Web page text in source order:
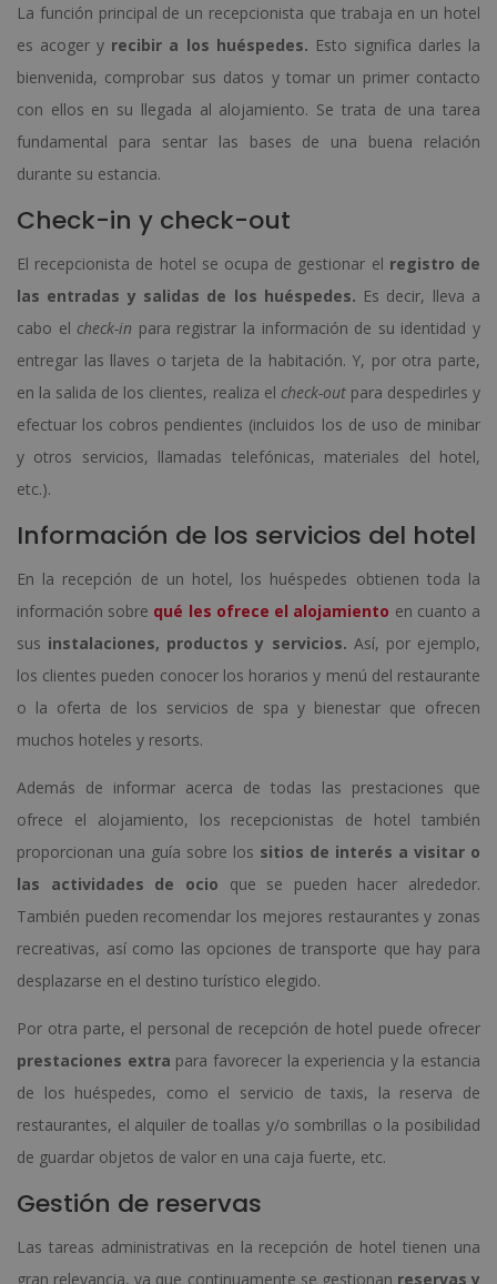
La función principal de un recepcionista que trabaja en un hotel
es acoger y recibir a los huéspedes. Esto significa darles la
bienvenida, comprobar sus datos y tomar un primer contacto
con ellos en su llegada al alojamiento. Se trata de una tarea
fundamental para sentar las bases de una buena relación
durante su estancia.
Check-in y check-out
El recepcionista de hotel se ocupa de gestionar el registro de
las entradas y salidas de los huéspedes. Es decir, lleva a
cabo el check-in para registrar la información de su identidad y
entregar las llaves o tarjeta de la habitación. Y, por otra parte,
en la salida de los clientes, realiza el check-outpara despedirles y
efectuar los cobros pendientes (incluidos los de uso de minibar
y otros servicios, llamadas telefónicas, materiales del hotel,
etc.).
Información de los servicios del hotel
En la recepción de un hotel, los huéspedes obtienen toda la
información sobre qué les ofrece el alojamiento en cuanto a
sus instalaciones, productos y servicios. Así, por ejemplo,
los clientes pueden conocer los horarios y menú del restaurante
o la oferta de los servicios de spa y bienestar que ofrecen
muchos hoteles y resorts.
Además de informar acerca de todas las prestaciones que
ofrece el alojamiento, los recepcionistas de hotel también
proporcionan una guía sobre los sitios de interés a visitar o
las actividades de ocio que se pueden hacer alrededor.
También pueden recomendar los mejores restaurantes y zonas
recreativas, así como las opciones de transporte que hay para
desplazarse en el destino turístico elegido.
Por otra parte, el personal de recepción de hotel puede ofrecer
prestaciones extra para favorecer la experiencia y la estancia
de los huéspedes, como el servicio de taxis, la reserva de
restaurantes, el alquiler de toallas y/o sombrillas o la posibilidad
de guardar objetos de valor en una caja fuerte, etc.
Gestión de reservas
Las tareas administrativas en la recepción de hotel tienen una
gran relevancia, ya que continuamente se gestionan reservas y